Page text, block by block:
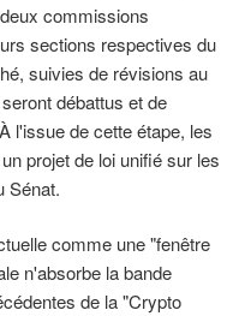
commissions
sections respectives du
suivies de révisions au
débattus et de
l'issue de cette étape, les
projet de loi unifié sur les
Sénat.
comme une "fenêtre
n'absorbe la bande
de la "Crypto